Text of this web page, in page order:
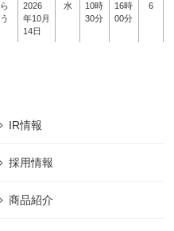
2026
年10月
14日
水
10時
30分
16時
00分
6
IR情報
採用情報
商品紹介